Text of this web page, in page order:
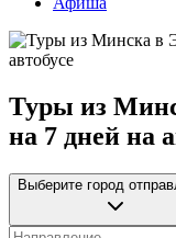
Туры из
на 7 дней на
Выберите город